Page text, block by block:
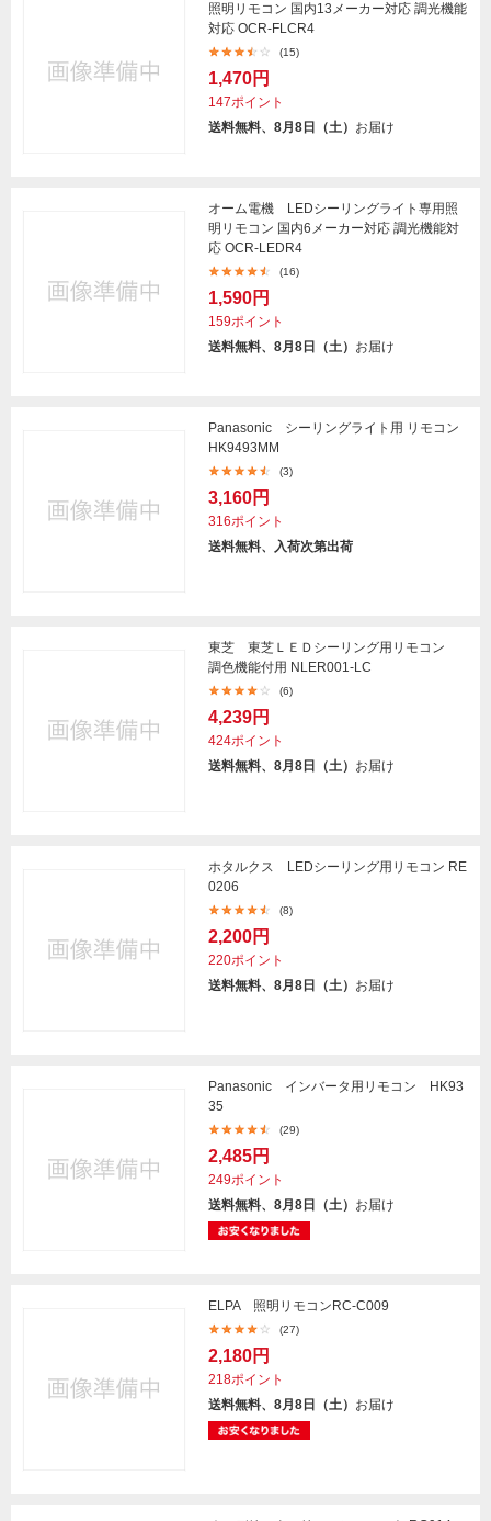
照明リモコン 国内13メーカー対応 調光機能
対応 OCR-FLCR4
(15)
1,470円
147ポイント
送料無料、8月8日（土） お届け
オーム電機 LEDシーリングライト専用照
明リモコン 国内6メーカー対応 調光機能対
応 OCR-LEDR4
(16)
1,590円
159ポイント
送料無料、8月8日（土） お届け
Panasonic シーリングライト用 リモコン
HK9493MM
(3)
3,160円
316ポイント
送料無料、入荷次第出荷
東芝 東芝ＬＥＤシーリング用リモコン
調色機能付用 NLER001-LC
(6)
4,239円
424ポイント
送料無料、8月8日（土） お届け
ホタルクス LEDシーリング用リモコン RE
0206
(8)
2,200円
220ポイント
送料無料、8月8日（土） お届け
Panasonic インバータ用リモコン HK93
35
(29)
2,485円
249ポイント
送料無料、8月8日（土） お届け
ELPA 照明リモコンRC-C009
(27)
2,180円
218ポイント
送料無料、8月8日（土） お届け